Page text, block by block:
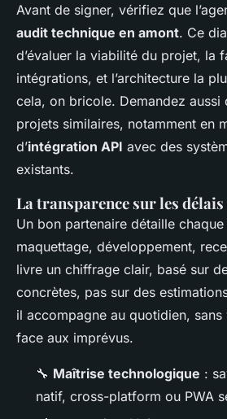
Avant de signer, vérifiez que
audit technique en amont. Ce
d’évaluer la viabilité du projet, la
intégrations, et l’architecture la
cela, on bricole. Demandez aussi
projets similaires, notamment en
d’intégration API avec des
existants.
La transparence sur les
Un bon partenaire détaille
maquettage, développement,
livre un chiffrage clair, basé sur
concrètes, pas sur des
il accompagne au quotidien, sans
face aux imprévus.
🔧 Maîtrise technologique :
natif, cross-platform ou PWA